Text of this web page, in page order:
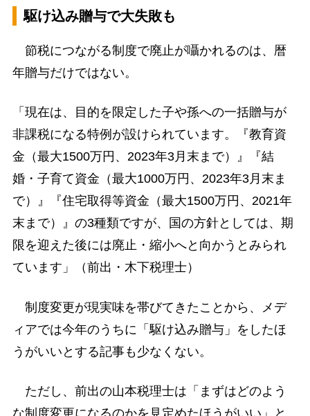
駆け込み贈与で大失敗も
節税につながる制度で廃止が囁かれるのは、暦
年贈与だけではない。
「現在は、目的を限定した子や孫への一括贈与が
非課税になる特例が設けられています。『教育資
金（最大1500万円、2023年3月末まで）』『結
婚・子育て資金（最大1000万円、2023年3月末ま
で）』『住宅取得等資金（最大1500万円、2021年
末まで）』の3種類ですが、国の方針としては、期
限を迎えた後には廃止・縮小へと向かうとみられ
ています」（前出・木下税理士）
制度変更が現実味を帯びてきたことから、メデ
ィアでは今年のうちに「駆け込み贈与」をしたほ
うがいいとする記事も少なくない。
ただし、前出の山本税理士は「まずはどのよう
な制度変更になるのかを見定めたほうがいい」と